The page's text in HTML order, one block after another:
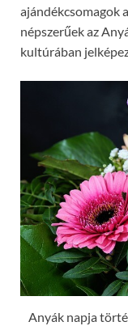
ajándékcsomagok
népszerűek az
kultúrában
Anyák napja